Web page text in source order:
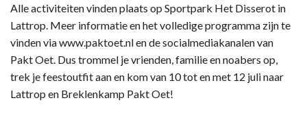
Alle activiteiten vinden plaats op Sportpark Het Disserot in
Lattrop. Meer informatie en het volledige programma zijn te
vinden via www.paktoet.nl en de socialmediakanalen van
Pakt Oet. Dus trommel je vrienden, familie en noabers op,
trek je feestoutfit aan en kom van 10 tot en met 12 juli naar
Lattrop en Breklenkamp Pakt Oet!